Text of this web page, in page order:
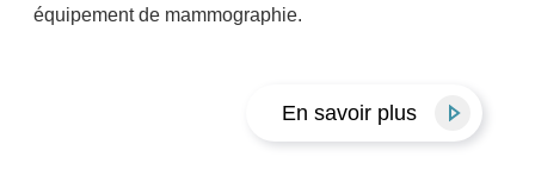
équipement de mammographie.
En savoir plus